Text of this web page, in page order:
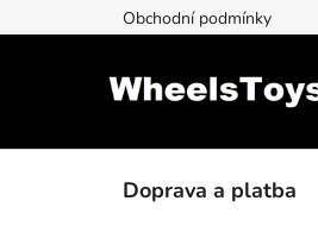
na
Obchodní podmínky
Doprava a platba